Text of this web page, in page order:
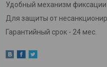
Удобный механизм фиксации
Для защиты от
Гарантийный срок - 24 мес.